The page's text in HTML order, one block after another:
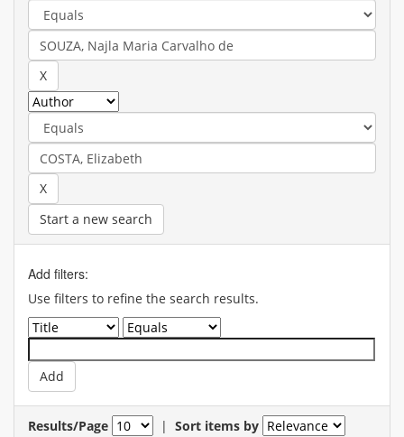
Start a new search
Add filters:
Use filters to refine the search results.
Results/Page | Sort items by